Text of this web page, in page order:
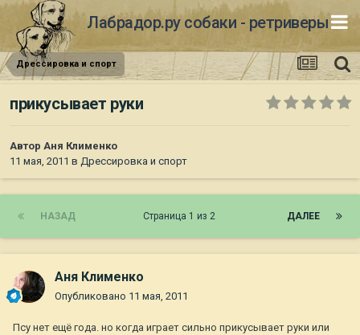
Лабрадор.ру собаки - ретриверы
Дрессировка и спорт
прикусывает руки
Автор Аня Клименко
11 мая, 2011 в Дрессировка и спорт
НАЗАД ДАЛЕЕ
Страница 1 из 2
Аня Клименко
Опубликовано 11 мая, 2011
Псу нет ещё года. но когда играет сильно прикусывает руки или